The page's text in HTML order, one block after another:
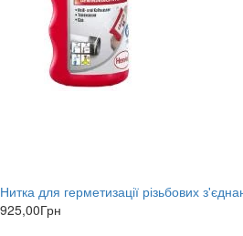
Нитка для герметизації різьбових
925,00Грн